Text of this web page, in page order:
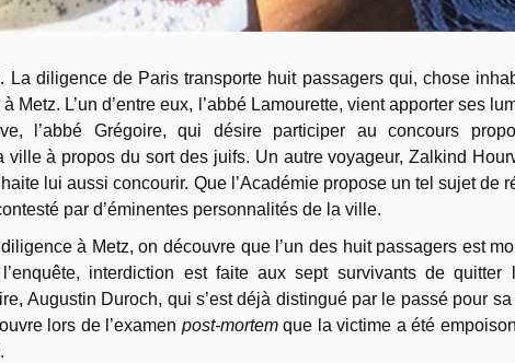
La diligence de Paris transporte huit passagers qui, chose
Metz. L’un d’entre eux, l’abbé Lamourette, vient apporter ses
l’abbé Grégoire, qui désire participer au concours
ville à propos du sort des juifs. Un autre voyageur, Zalkind
lui aussi concourir. Que l’Académie propose un tel sujet de
par d’éminentes personnalités de la ville.
à Metz, on découvre que l’un des huit passagers est
interdiction est faite aux sept survivants de quitter
Augustin Duroch, qui s’est déjà distingué par le passé pour
lors de l’examen post-mortemque la victime a été